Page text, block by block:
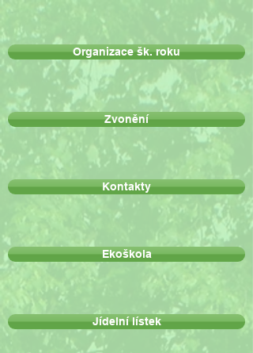
Organizace šk. roku
Zvonění
Kontakty
Ekoškola
Jídelní lístek